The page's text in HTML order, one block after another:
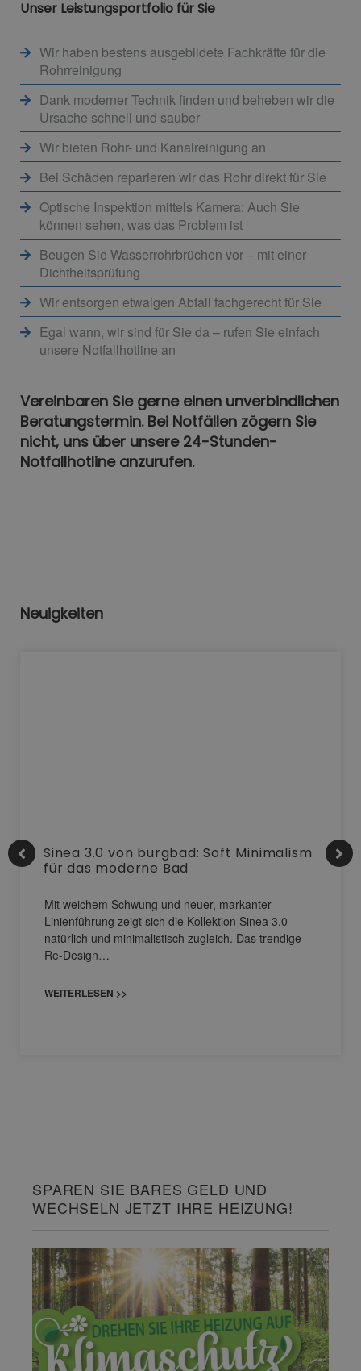
Unser Leistungsportfolio für Sie
Wir haben bestens ausgebildete Fachkräfte für die
Rohrreinigung
Dank moderner Technik finden und beheben wir die
Ursache schnell und sauber
Wir bieten Rohr- und Kanalreinigung an
Bei Schäden reparieren wir das Rohr direkt für Sie
Optische Inspektion mittels Kamera: Auch Sie
können sehen, was das Problem ist
Beugen Sie Wasserrohrbrüchen vor – mit einer
Dichtheitsprüfung
Wir entsorgen etwaigen Abfall fachgerecht für Sie
Egal wann, wir sind für Sie da – rufen Sie einfach
unsere Notfallhotline an
Vereinbaren Sie gerne einen unverbindlichen
Beratungstermin. Bei Notfällen zögern Sie
nicht, uns über unsere 24-Stunden-
Notfallhotline anzurufen.
Neuigkeiten
Sinea 3.0 von burgbad: Soft Minimalism
für das moderne Bad
Mit weichem Schwung und neuer, markanter
Linienführung zeigt sich die Kollektion Sinea 3.0
natürlich und minimalistisch zugleich. Das trendige
Re-Design…
WEITERLESEN >>
SPAREN SIE BARES GELD UND
WECHSELN JETZT IHRE HEIZUNG!